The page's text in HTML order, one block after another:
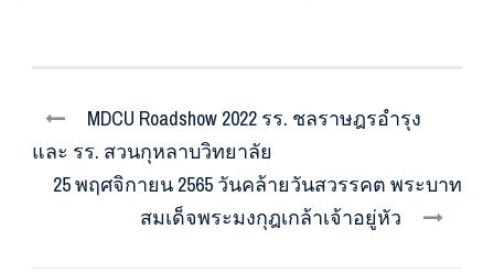
MDCU Roadshow 2022 รร. ชลราษฎรอำรุง
และ รร. สวนกุหลาบวิทยาลัย
25 พฤศจิกายน 2565 วันคล้ายวันสวรรคต พระบาท
สมเด็จพระมงกุฎเกล้าเจ้าอยู่หัว